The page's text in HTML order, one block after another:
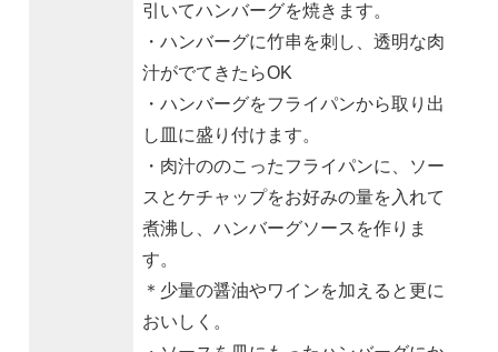
引いてハンバーグを焼きます。
・ハンバーグに竹串を刺し、透明な肉
汁がでてきたらOK
・ハンバーグをフライパンから取り出
し皿に盛り付けます。
・肉汁ののこったフライパンに、ソー
スとケチャップをお好みの量を入れて
煮沸し、ハンバーグソースを作りま
す。
＊少量の醤油やワインを加えると更に
おいしく。